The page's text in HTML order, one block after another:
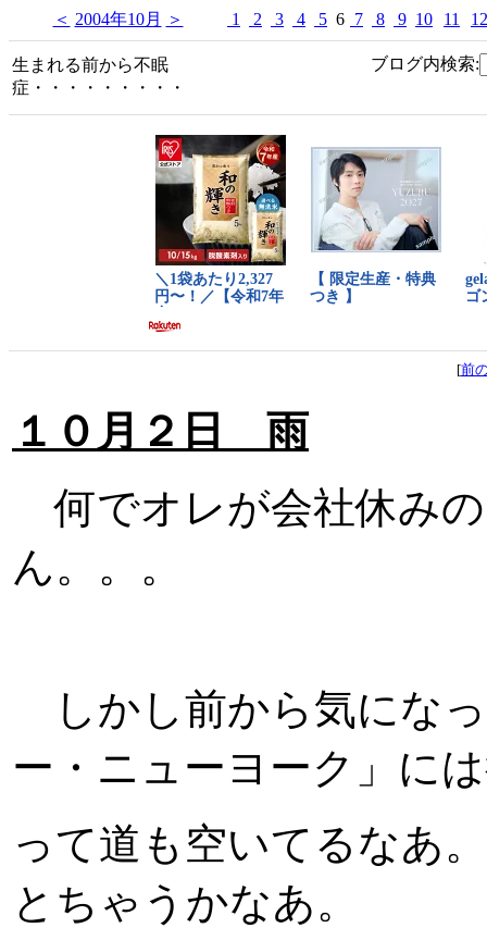
＜ 2004年10月 ＞ 1 2 3 4 5 6 7 8 9 10 11 12
生まれる前から不眠
症・・・・・・・・・
ブログ内検索:
[前
１０月２日 雨
何でオレが会社休み
ん。。。
しかし前から気にな
ー・ニューヨーク」に
って道も空いてるなあ
とちゃうかなあ。